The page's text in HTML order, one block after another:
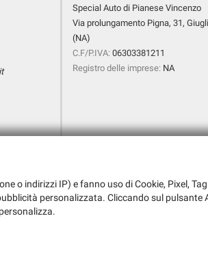
Special Auto di Pianese Vincenzo
Via prolungamento Pigna, 31,
(NA)
C.F/P.IVA: 06303381211
Registro delle imprese: NA
o indirizzi IP) e fanno uso di Cookie, Pixel,
personalizzata. Cliccando sul